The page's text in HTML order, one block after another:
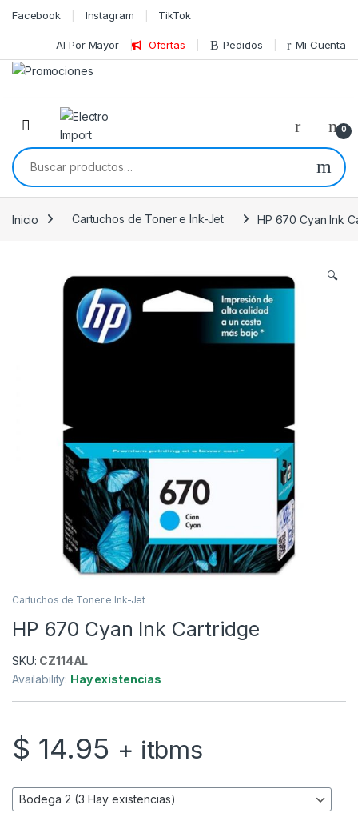
Skip to navigation
Skip to content
Facebook Instagram TikTok
Al Por Mayor Ofertas Pedidos Mi Cuenta
0
Buscar por:
Inicio Cartuchos de Toner e Ink-Jet HP 670 Cyan Ink
🔍
Cartuchos de Toner e Ink-Jet
HP 670 Cyan Ink Cartridge
SKU: CZ114AL
Availability: Hay existencias
$ 14.95 + itbms